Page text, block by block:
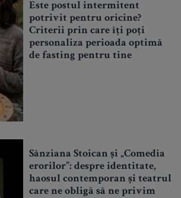
Este postul intermitent
potrivit pentru oricine?
Criterii prin care îți poți
personaliza perioada optimă
de fasting pentru tine
Sânziana Stoican și „Comedia
erorilor”: despre identitate,
haosul contemporan și teatrul
care ne obligă să ne privim